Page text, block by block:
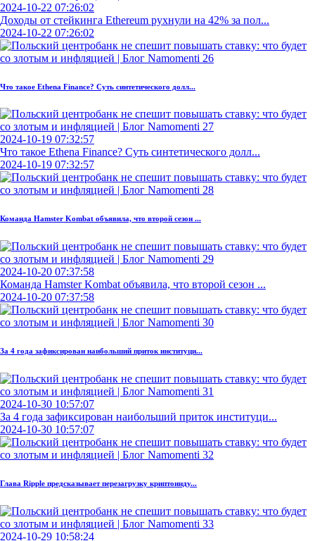
2024-10-22 07:26:02
Доходы от стейкинга Ethereum рухнули на 42% за пол...
2024-10-22 07:26:02
Что такое Ethena Finance? Суть синтетического долл...
2024-10-19 07:32:57
Что такое Ethena Finance? Суть синтетического долл...
2024-10-19 07:32:57
Команда Hamster Kombat объявила, что второй сезон ...
2024-10-20 07:37:58
Команда Hamster Kombat объявила, что второй сезон ...
2024-10-20 07:37:58
За 4 года зафиксирован наибольший приток институци...
2024-10-30 10:57:07
За 4 года зафиксирован наибольший приток институци...
2024-10-30 10:57:07
Глава Ripple предсказывает перезагрузку криптоинду...
2024-10-29 10:58:24